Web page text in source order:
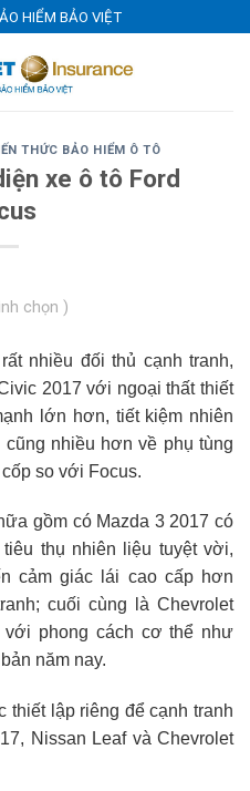
HIỂM BẢO VIỆT
THỨC BẢO HIỂM Ô TÔ
xe ô tô Ford
chọn )
nhiều đối thủ cạnh tranh,
2017 với ngoại thất thiết
lớn hơn, tiết kiệm nhiên
nhiều hơn về phụ tùng
so với Focus.
gồm có Mazda 3 2017 có
thụ nhiên liệu tuyệt vời,
cảm giác lái cao cấp hơn
cuối cùng là Chevrolet
phong cách cơ thể như
năm nay.
lập riêng để cạnh tranh
Nissan Leaf và Chevrolet